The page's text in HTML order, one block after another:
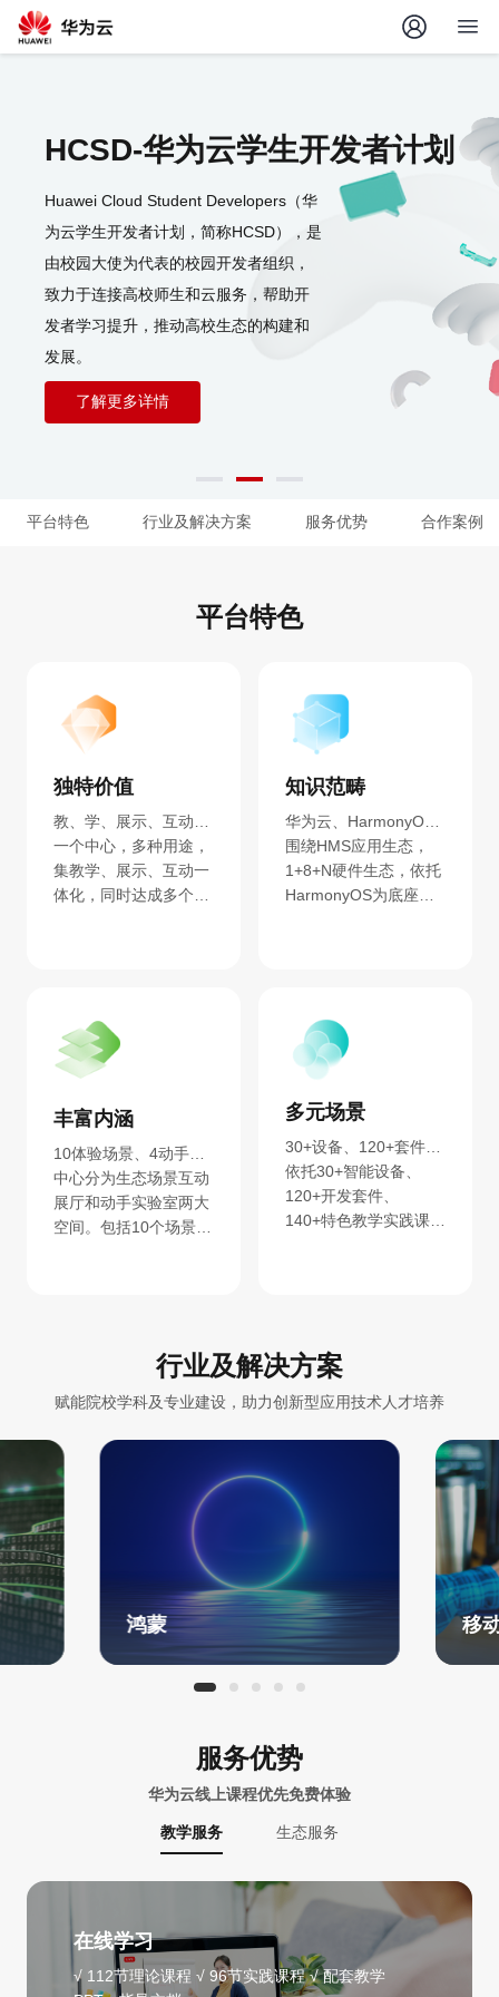
HCSD-华为云学生开发者计划
Huawei Cloud Student Developers（华
为云学生开发者计划，简称HCSD），是
由校园大使为代表的校园开发者组织，
致力于连接高校师生和云服务，帮助开
发者学习提升，推动高校生态的构建和
发展。
了解更多详情
平台特色 行业及解决方案 服务优势 合作案例
平台特色
独特价值
一个中心，多种用途，
集教学、展示、互动一
体化，同时达成多个使
知识范畴
围绕HMS应用生态，
1+8+N硬件生态，依托
HarmonyOS为底座，
新中心
丰富内涵
10体验场景、4动手实验室
中心分为生态场景互动
展厅和动手实验室两大
空间。包括10个场景体
多元场景
依托30+智能设备、
120+开发套件、
140+特色教学实践课
行业及解决方案
赋能院校学科及专业建设，助力创新型应用技术人才培养
鸿蒙 移
服务优势
华为云线上课程优先免费体验
教学服务 生态服务
在线学习
√ 112节理论课程 √ 96节实践课程 √ 配套教学